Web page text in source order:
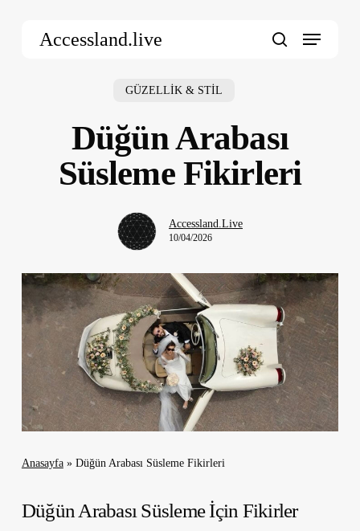
Accessland.live Menu
GÜZELLİK & STİL
Düğün Arabası
Süsleme Fikirleri
Accessland.Live
10/04/2026
Anasayfa» Düğün Arabası Süsleme Fikirleri
Düğün Arabası Süsleme İçin Fikirler